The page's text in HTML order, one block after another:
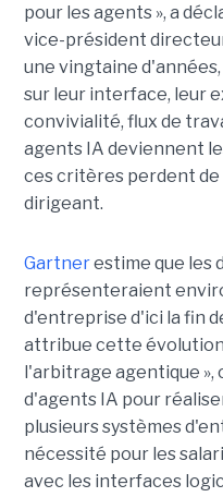
pour les agents », a
vice-président directeur
une vingtaine
sur leur interface, leur
convivialité, flux de
agents IA deviennent
ces critères perdent de
dirigeant.
Gartnerestime que les
représenteraient
d'entreprise d'ici la fin
attribue cette évolution
l'arbitrage agentique
d'agents IA pour
plusieurs systèmes
nécessité pour les
avec les interfaces